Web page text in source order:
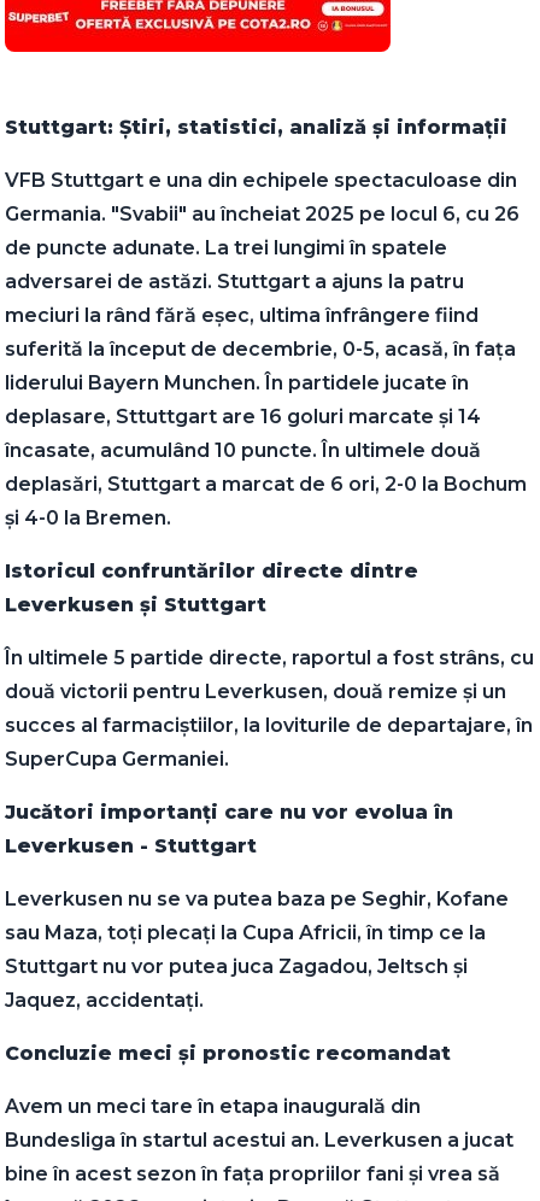
Stuttgart: Știri, statistici, analiză și informații
VFB Stuttgart e una din echipele spectaculoase din
Germania. "Svabii" au încheiat 2025 pe locul 6, cu 26
de puncte adunate. La trei lungimi în spatele
adversarei de astăzi. Stuttgart a ajuns la patru
meciuri la rând fără eșec, ultima înfrângere fiind
suferită la început de decembrie, 0-5, acasă, în fața
liderului Bayern Munchen. În partidele jucate în
deplasare, Sttuttgart are 16 goluri marcate și 14
încasate, acumulând 10 puncte. În ultimele două
deplasări, Stuttgart a marcat de 6 ori, 2-0 la Bochum
și 4-0 la Bremen.
Istoricul confruntărilor directe dintre
Leverkusen și Stuttgart
În ultimele 5 partide directe, raportul a fost strâns, cu
două victorii pentru Leverkusen, două remize și un
succes al farmaciștiilor, la loviturile de departajare, în
SuperCupa Germaniei.
Jucători importanți care nu vor evolua în
Leverkusen - Stuttgart
Leverkusen nu se va putea baza pe Seghir, Kofane
sau Maza, toți plecați la Cupa Africii, în timp ce la
Stuttgart nu vor putea juca Zagadou, Jeltsch și
Jaquez, accidentați.
Concluzie meci și pronostic recomandat
Avem un meci tare în etapa inaugurală din
Bundesliga în startul acestui an. Leverkusen a jucat
bine în acest sezon în fața propriilor fani și vrea să